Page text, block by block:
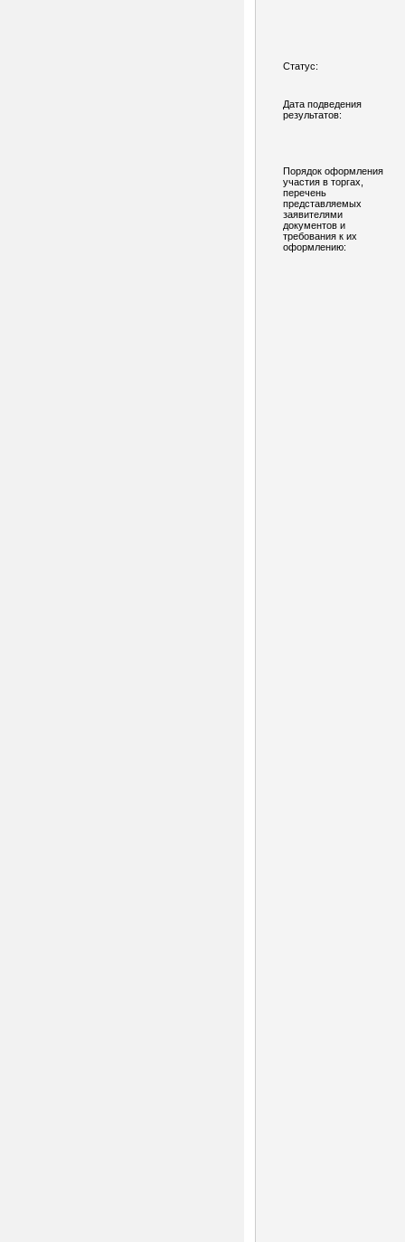
Статус:
Дата подведения
результатов:
Порядок оформления
участия в торгах,
перечень
представляемых
заявителями
документов и
требования к их
оформлению: